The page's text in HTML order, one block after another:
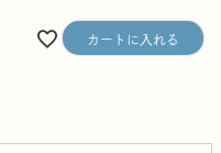
カートに入れる